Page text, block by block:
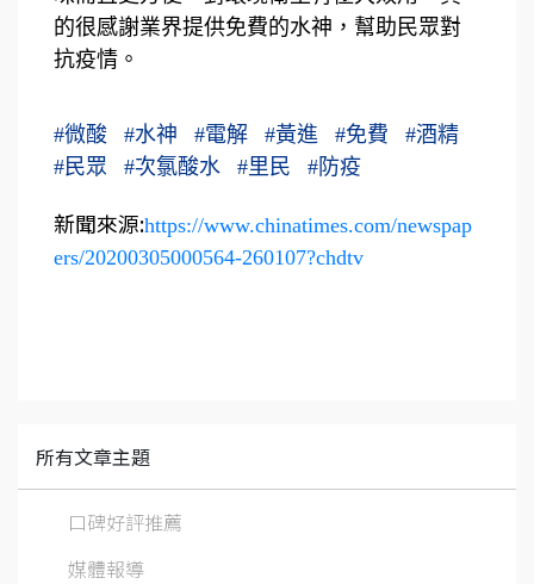
的很感謝業界提供免費的水神，幫助民眾對
抗疫情。
#微酸 #水神 #電解 #黃進 #免費 #酒精
#民眾 #次氯酸水 #里民 #防疫
新聞來源:https://www.chinatimes.com/newspap
ers/20200305000564-260107?chdtv
所有文章主題
口碑好評推薦
媒體報導